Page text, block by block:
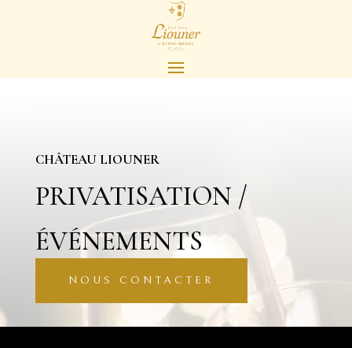
CHÂTEAU LIOUNER
PRIVATISATION /
ÉVÉNEMENTS
NOUS CONTACTER